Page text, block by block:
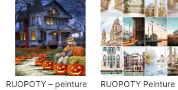
RUOPOTY – peinture
RUOPOTY Peinture